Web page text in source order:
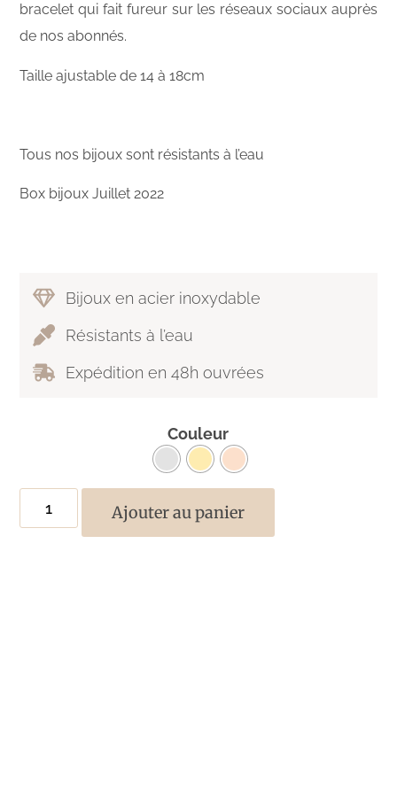
bracelet qui fait fureur sur les réseaux sociaux auprès
de nos abonnés.
Taille ajustable de 14 à 18cm
Tous nos bijoux sont résistants à l’eau
Box bijoux Juillet 2022
Bijoux en acier inoxydable
Résistants à l’eau
Expédition en 48h ouvrées
Couleur
Ajouter au panier